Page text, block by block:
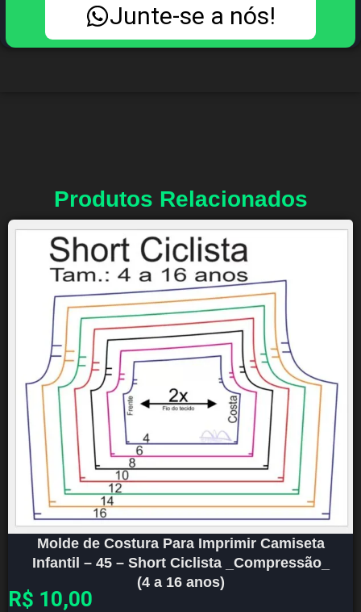
Junte-se a nós!
Produtos Relacionados
Molde de Costura Para Imprimir Camiseta
Infantil – 45 – Short Ciclista _Compressão_
(4 a 16 anos)
R$ 10,00